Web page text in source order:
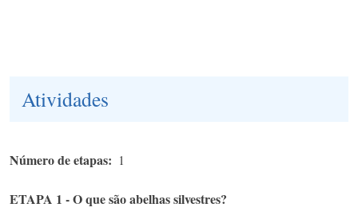
Atividades
Número de etapas 1
ETAPA 1 - O que são abelhas silvestres?